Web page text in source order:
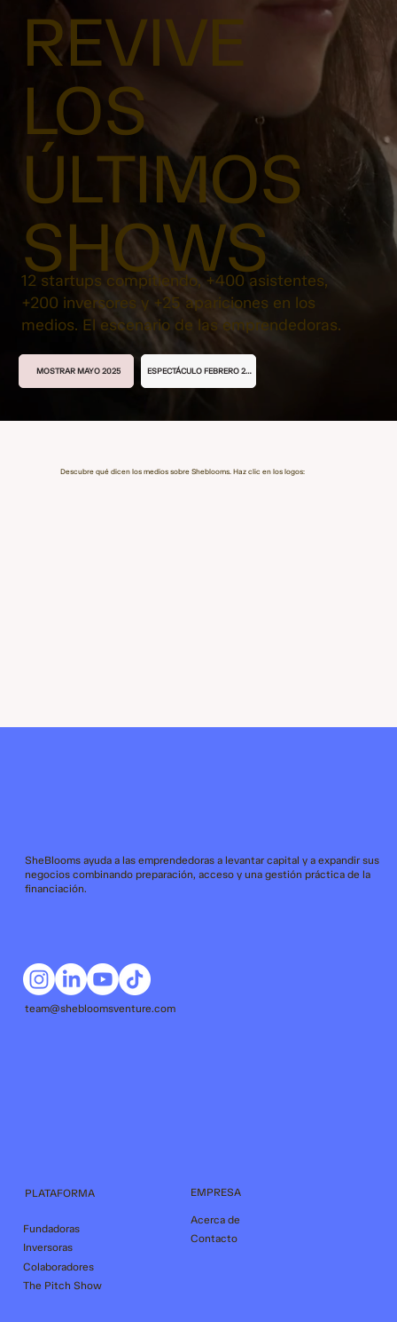
REVIVE
LOS
ÚLTIMOS
SHOWS
12 startups compitiendo, +400 asistentes,
+200 inversores y +25 apariciones en los
medios. El escenario de las emprendedoras.
MOSTRAR MAYO 2025 ESPECTÁCULO FEBRERO 2025
Descubre qué dicen los medios sobre Sheblooms. Haz clic en los logos:
SheBlooms ayuda a las emprendedoras a levantar capital y a expandir sus
negocios combinando preparación, acceso y una gestión práctica de la
financiación.
team@shebloomsventure.com
PLATAFORMA
Fundadoras
Inversoras
Colaboradores
The Pitch Show
EMPRESA
Acerca de
Contacto